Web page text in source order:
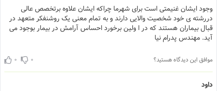
ایشان غنیمتی است برای شهرما چراکه ایشان علاوه برتخصص عالی
ی خود شخصیت والایی دارند و به تمام معنی یک روشنفکر متعهد در
بیماران هستند که در ا ولین برخورد احساس آرامش در بیمار بوجود می
مهندس پدرام نیا
این دیدگاه هستید؟ 0